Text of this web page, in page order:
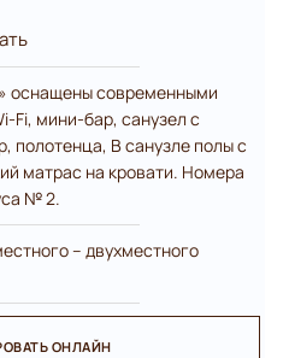
оснащены современными
Fi, мини-бар, санузел с
полотенца, В санузле полы с
матрас на кровати. Номера
№ 2.
– двухместного
ОНЛАЙН